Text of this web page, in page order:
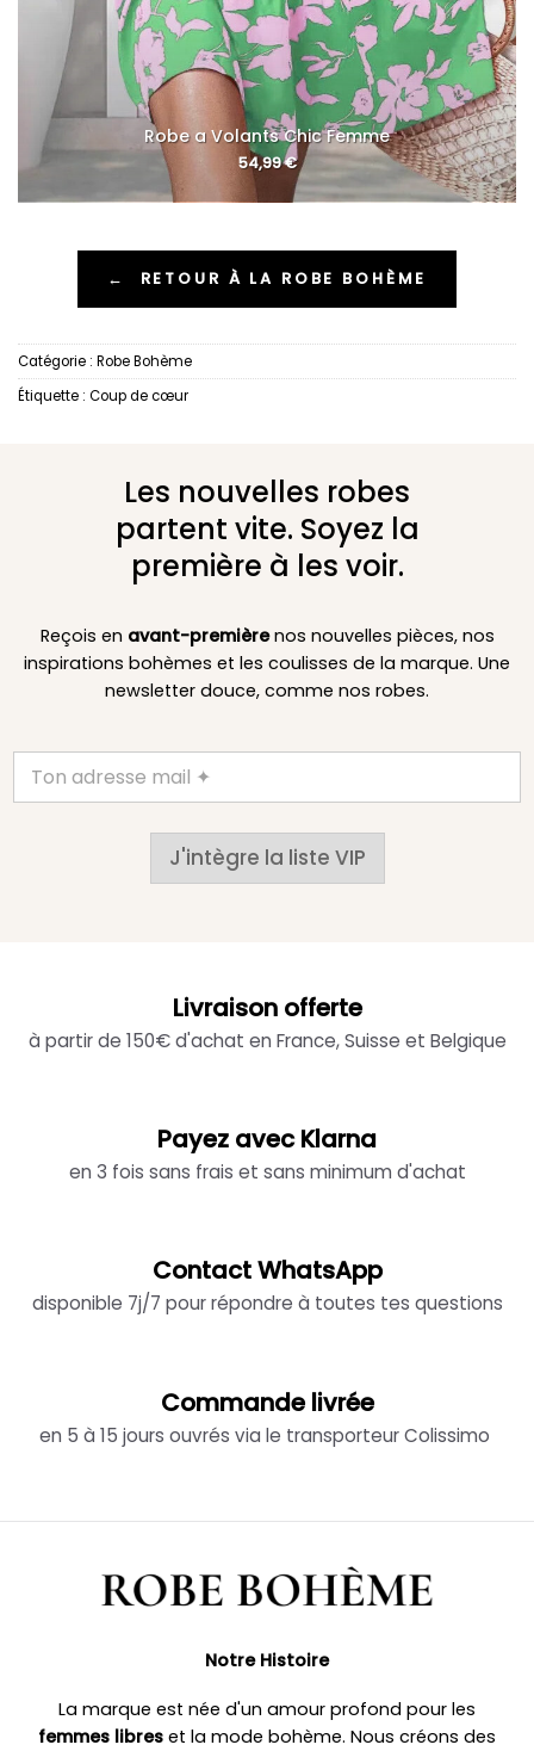
Robe a Volants Chic Femme
54,99€
← RETOUR À LA ROBE BOHÈME
Catégorie : Robe Bohème
Étiquette : Coup de cœur
Les nouvelles robes
partent vite. Soyez la
première à les voir.
Reçois en avant-premièrenos nouvelles pièces, nos
inspirations bohèmes et les coulisses de la marque. Une
newsletter douce, comme nos robes.
J'intègre la liste VIP
Livraison offerte
à partir de 150€ d'achat en France, Suisse et Belgique
Payez avec Klarna
en 3 fois sans frais et sans minimum d'achat
Contact WhatsApp
disponible 7j/7 pour répondre à toutes tes questions
Commande livrée
en 5 à 15 jours ouvrés via le transporteur Colissimo
Notre Histoire
La marque est née d'un amour profond pour les
femmes libres et la mode bohème. Nous créons des